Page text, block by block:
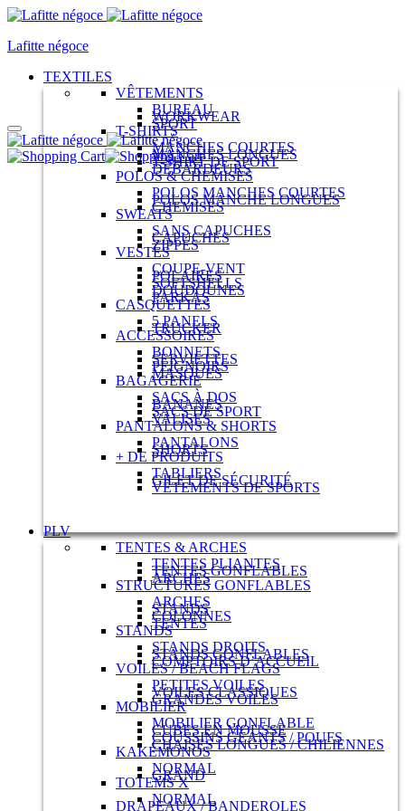
Lafitte négoce
TEXTILES
VÊTEMENTS
BUREAU
WORKWEAR
SPORT
T-SHIRTS
MANCHES COURTES
MANCHES LONGUES
T-SHIRT DE SPORT
DÉBARDEURS
POLOS & CHEMISES
POLOS MANCHES COURTES
POLOS MANCHE LONGUES
CHEMISES
SWEATS
SANS CAPUCHES
CAPUCHES
ZIPPÉS
VESTES
COUPE-VENT
POLAIRES
SOFTSHELLS
DOUDOUNES
PARKAS
CASQUETTES
5 PANELS
TRUCKER
ACCESSOIRES
BONNETS
SERVIETTES
PEIGNOIRS
MASQUES
BAGAGERIE
SACS À DOS
BANANES
SACS DE SPORT
VALISES
PANTALONS & SHORTS
PANTALONS
SHORTS
+ DE PRODUITS
TABLIERS
GILET DE SÉCURITÉ
VÊTEMENTS DE SPORTS
PLV
TENTES & ARCHES
TENTES PLIANTES
TENTES GONFLABLES
ARCHES
STRUCTURES GONFLABLES
ARCHES
STANDS
COLONNES
TENTES
STANDS
STANDS DROITS
STANDS GONFLABLES
COMPTOIRS D’ACCUEIL
VOILES / BEACH FLAGS
PETITES VOILES
VOILES CLASSIQUES
GRANDES VOILES
MOBILIER
MOBILIER GONFLABLE
CUBES EN MOUSSE
COUSSINS GÉANTS / POUFS
CHAISES LONGUES / CHILIENNES
KAKÉMONOS
NORMAL
GRAND
TOTEMS X
NORMAL
DRAPEAUX / BANDEROLES